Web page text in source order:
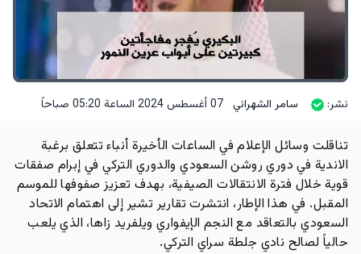
نشر: سامر الشهراني 07 أغسطس 2024 الساعة 05:20 صباحاً
تناقلت وسائل الإعلام في الساعات الأخيرة أنباء تتعلق برغبة
الاندية في دوري روشن السعودي والدوري التركي في إبرام صفقات
قوية خلال فترة الانتقالات الصيفية، بهدف تعزيز صفوفها للموسم
المقبل. في هذا الإطار، انتشرت تقارير تشير إلى اهتمام الاتحاد
السعودي بالتعاقد مع النجم الإيفواري ويلفريد زاها، الذي يلعب
حالياً لصالح نادي جلطة سراي التركي.